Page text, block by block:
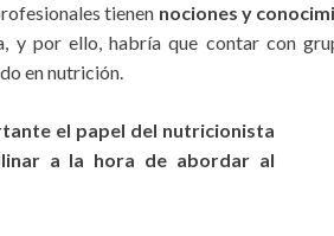
tienen nociones y
y por ello, habría que contar con
en nutrición.
el papel del nutricionista
a la hora de abordar al